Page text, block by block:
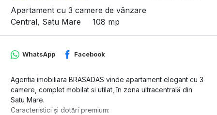
Apartament cu 3 camere de vânzare
Central, Satu Mare
108 mp
WhatsApp Facebook
Agentia imobiliara BRASADAS vinde apartament elegant cu 3
camere, complet mobilat si utilat, în zona ultracentrală din
Satu Mare.
Caracteristici și dotări premium: